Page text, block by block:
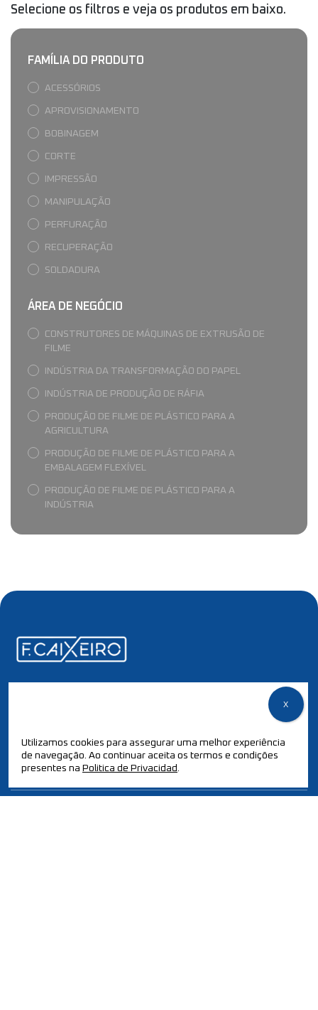
Selecione os filtros e veja os produtos em baixo.
FAMÍLIA DO PRODUTO
ACESSÓRIOS
APROVISIONAMENTO
BOBINAGEM
CORTE
IMPRESSÃO
MANIPULAÇÃO
PERFURAÇÃO
RECUPERAÇÃO
SOLDADURA
ÁREA DE NEGÓCIO
CONSTRUTORES DE MÁQUINAS DE EXTRUSÃO DE
FILME
INDÚSTRIA DA TRANSFORMAÇÃO DO PAPEL
INDÚSTRIA DE PRODUÇÃO DE RÁFIA
PRODUÇÃO DE FILME DE PLÁSTICO PARA A
AGRICULTURA
PRODUÇÃO DE FILME DE PLÁSTICO PARA A
EMBALAGEM FLEXÍVEL
PRODUÇÃO DE FILME DE PLÁSTICO PARA A
INDÚSTRIA
POLÍTICA DE QUALIDADE / CERTIFICAÇÃO ISO
PT2030-ECOREMOVE
Utilizamos cookies para assegurar uma melhor experiência
de navegação. Ao continuar aceita os termos e condições
presentes na Politica de Privacidad.